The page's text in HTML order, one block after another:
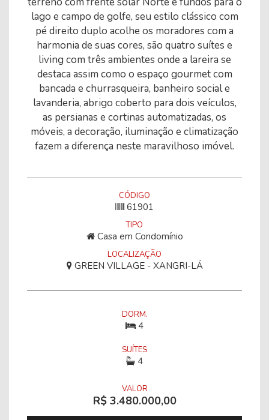
lago e campo de golfe, seu estilo clássico com
pé direito duplo acolhe os moradores com a
harmonia de suas cores, são quatro suítes e
living com três ambientes onde a lareira se
destaca assim como o espaço gourmet com
bancada e churrasqueira, banheiro social e
lavanderia, abrigo coberto para dois veículos,
as persianas e cortinas automatizadas, os
móveis, a decoração, iluminação e climatização
fazem a diferença neste maravilhoso imóvel.
CÓDIGO
61901
TIPO
Casa em Condomínio
LOCALIZAÇÃO
GREEN VILLAGE - XANGRI-LÁ
DORM.
4
SUÍTES
4
VALOR
R$ 3.480.000,00